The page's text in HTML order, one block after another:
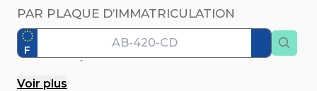
PAR PLAQUE D’IMMATRICULATION
F
Voir plus